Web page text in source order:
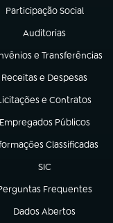
Participação Social
(abre em nova aba)
Auditorias
(abre em nova aba)
e Transferências
em nova aba)
Receitas e Despesas
(abre em nova aba)
e Contratos
em nova aba)
Empregados Públicos
(abre em nova aba)
Classificadas
em nova aba)
SIC
(abre em nova aba)
Frequentes
em nova aba)
Dados Abertos
(abre em nova aba)